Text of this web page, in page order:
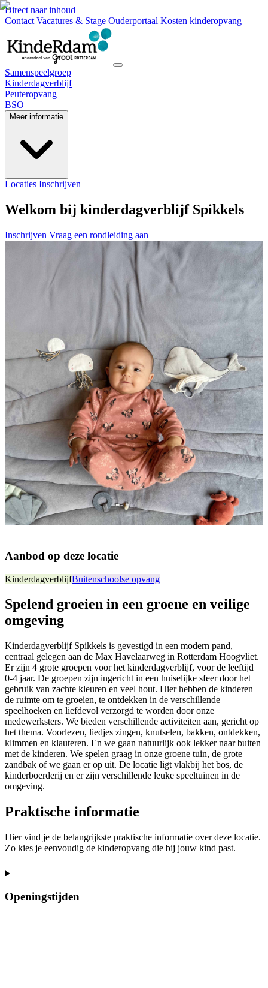
Direct naar inhoud
Contact Vacatures & Stage Ouderportaal Kosten kinderopvang
Samenspeelgroep
Kinderdagverblijf
Peuteropvang
BSO
Meer informatie
Locaties Inschrijven
Welkom bij kinderdagverblijf Spikkels
Inschrijven Vraag een rondleiding aan
Aanbod op deze locatie
KinderdagverblijfBuitenschoolse opvang
Spelend groeien in een groene en veilige
omgeving
Kinderdagverblijf Spikkels is gevestigd in een modern pand,
centraal gelegen aan de Max Havelaarweg in Rotterdam Hoogvliet.
Er zijn 4 grote groepen voor het kinderdagverblijf, voor de leeftijd
0-4 jaar. De groepen zijn ingericht in een huiselijke sfeer door het
gebruik van zachte kleuren en veel hout. Hier hebben de kinderen
de ruimte om te groeien, te ontdekken in de verschillende
speelhoeken en liefdevol verzorgd te worden door onze
medewerksters. We bieden verschillende activiteiten aan, gericht op
het thema. Voorlezen, liedjes zingen, knutselen, bakken, ontdekken,
klimmen en klauteren. En we gaan natuurlijk ook lekker naar buiten
met de kinderen. We spelen graag in onze groene tuin, de grote
zandbak of we gaan er op uit. De locatie ligt vlakbij het bos, de
kinderboerderij en er zijn verschillende leuke speeltuinen in de
omgeving.
Praktische informatie
Hier vind je de belangrijkste praktische informatie over deze locatie.
Zo kies je eenvoudig de kinderopvang die bij jouw kind past.
Openingstijden